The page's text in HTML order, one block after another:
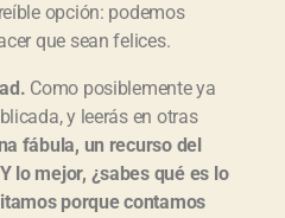
opción: podemos
que sean felices.
Como posiblemente ya
y leerás en otras
fábula, un recurso del
lo mejor, ¿sabes qué es lo
porque contamos